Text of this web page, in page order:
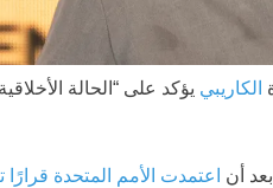
الكاريبي يؤكد على “الحالة الأخلاقية
بعد أن
اعتمدت الأمم المتحدة قرارًا